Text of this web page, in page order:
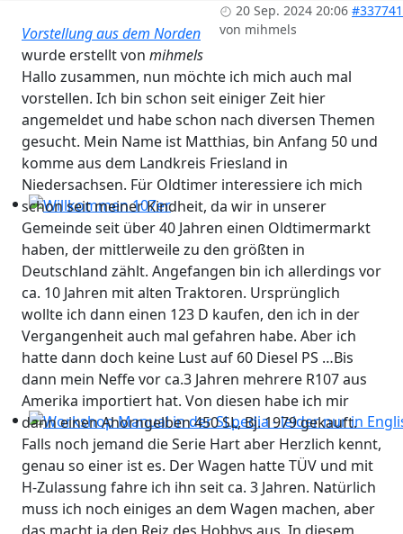
Workshops 2026 - Hzg & Klima 16.5. Erlangen, D-, KA-
Willkommen 107er
Workshop Manual in der SLpedia - leider nur in
20 Sep. 2024 20:06 #337741
von mihmels
Vorstellung aus dem Norden
wurde erstellt von mihmels
Hallo zusammen, nun möchte ich mich auch mal
vorstellen. Ich bin schon seit einiger Zeit hier
angemeldet und habe schon nach diversen Themen
gesucht. Mein Name ist Matthias, bin Anfang 50 und
komme aus dem Landkreis Friesland in
Niedersachsen. Für Oldtimer interessiere ich mich
schon seit meiner Kindheit, da wir in unserer
Gemeinde seit über 40 Jahren einen Oldtimermarkt
haben, der mittlerweile zu den größten in
Deutschland zählt. Angefangen bin ich allerdings vor
ca. 10 Jahren mit alten Traktoren. Ursprünglich
wollte ich dann einen 123 D kaufen, den ich in der
Vergangenheit auch mal gefahren habe. Aber ich
hatte dann doch keine Lust auf 60 Diesel PS …Bis
dann mein Neffe vor ca.3 Jahren mehrere R107 aus
Amerika importiert hat. Von diesen habe ich mir
dann einen Ahorngelben 450 SL, Bj. 1979 gekauft.
Falls noch jemand die Serie Hart aber Herzlich kennt,
genau so einer ist es. Der Wagen hatte TÜV und mit
H-Zulassung fahre ich ihn seit ca. 3 Jahren. Natürlich
muss ich noch einiges an dem Wagen machen, aber